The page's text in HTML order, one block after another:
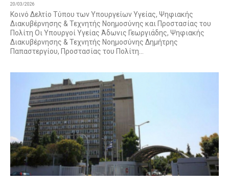
20/03/2026
Κοινό Δελτίο Τύπου των Υπουργείων Υγείας, Ψηφιακής
Διακυβέρνησης & Τεχνητής Νοημοσύνης και Προστασίας του
Πολίτη Οι Υπουργοί Υγείας Άδωνις Γεωργιάδης, Ψηφιακής
Διακυβέρνησης & Τεχνητής Νοημοσύνης Δημήτρης
Παπαστεργίου, Προστασίας του Πολίτη...